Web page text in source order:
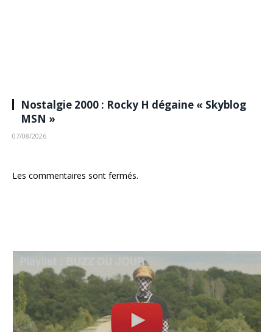
Nostalgie 2000 : Rocky H dégaine « Skyblog
MSN »
07/08/2026
Les commentaires sont fermés.